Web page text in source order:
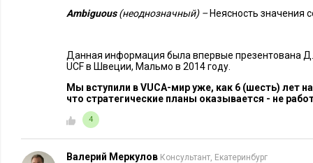
Если ваш постоянный партнер вдруг узнает, что
неправильно и использовано конкурентом.
Понимать, что ситуация ожидания плохого и очень
длительный срок. Против мировой экономики идет
плаву – задача сложная.
Впрочем, есть небольшое утешение – на специалистах по
планированию и оплате их услуг можно сэкономить.
Ambiguous(неоднозначный) – Неясность значения
Данная информация была впервые презентована
UCF в Швеции, Мальмо в 2014 году.
Мы вступили в VUCA-мир уже, как 6 (шесть) лет
что стратегические планы оказывается - не
4
Валерий Меркулов Консультант, Екатеринбург